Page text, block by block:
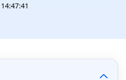
14:47:41